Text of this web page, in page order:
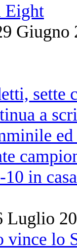
Eight
Giugno
in
Luglio